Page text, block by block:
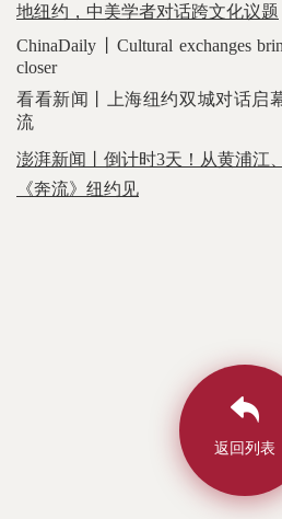
地纽约，中美学者对话跨文化议题
ChinaDaily丨Cultural exchanges
closer
看看新闻丨上海纽约双城对话启
流
澎湃新闻丨倒计时3天！从黄浦江
《奔流》纽约见
返回列表